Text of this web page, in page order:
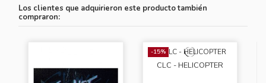
Los clientes que adquirieron este producto también
compraron:
-15%
CLC - HELICOPTER